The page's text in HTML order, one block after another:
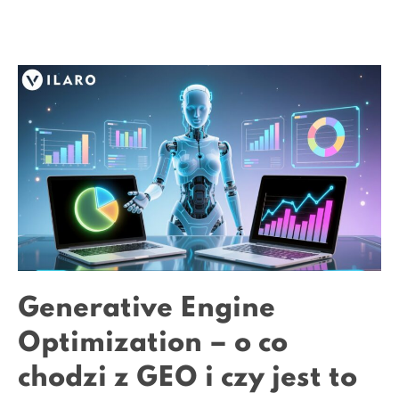
Generative Engine
Optimization – o co
chodzi z GEO i czy jest to